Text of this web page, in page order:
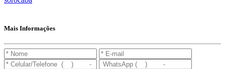
Mais Informações